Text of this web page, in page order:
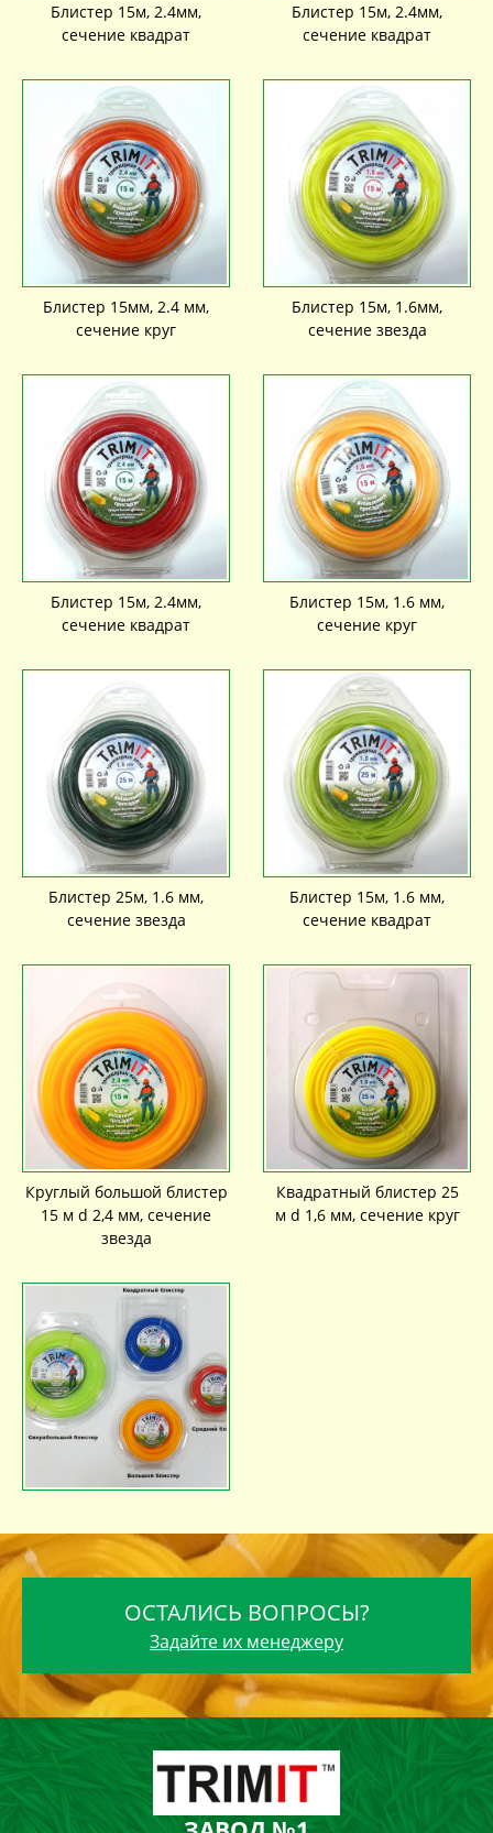
Блистер 15м, 2.4мм,
сечение квадрат
Блистер 15м, 2.4мм,
сечение квадрат
Блистер 15мм, 2.4 мм,
сечение круг
Блистер 15м, 1.6мм,
сечение звезда
Блистер 15м, 2.4мм,
сечение квадрат
Блистер 15м, 1.6 мм,
сечение круг
Блистер 25м, 1.6 мм,
сечение звезда
Блистер 15м, 1.6 мм,
сечение квадрат
Круглый большой блистер
15 м d 2,4 мм, сечение
звезда
Квадратный блистер 25
м d 1,6 мм, сечение круг
ОСТАЛИСЬ ВОПРОСЫ?
Задайте их менеджеру